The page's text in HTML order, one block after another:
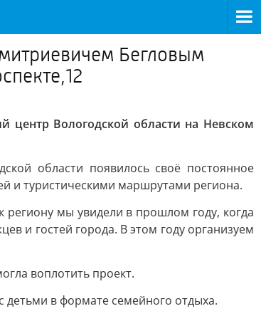
Бегловым
центр Вологодской области на Невском
области появилось своё постоянное
и туристическими маршрутами региона.
региону мы увидели в прошлом году, когда
и гостей города. В этом году организуем
воплотить проект.
в формате семейного отдыха.